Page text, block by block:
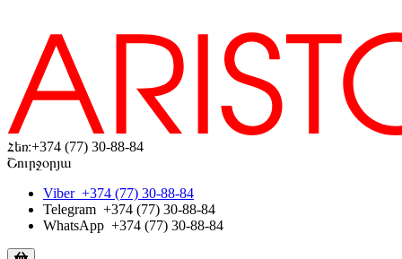
Հեռ։+374 (77) 30-88-84
Շուրջօրյա
Viber +374 (77) 30-88-84
Telegram +374 (77) 30-88-84
WhatsApp +374 (77) 30-88-84